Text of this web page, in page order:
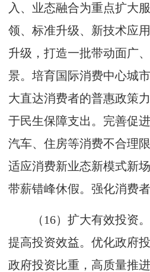
入、业态融合为重点扩大
领、标准升级、新技术应
升级，打造一批带动面广
景。培育国际消费中心城
大直达消费者的普惠政策
于民生保障支出。完善促
汽车、住房等消费不合理
适应消费新业态新模式新
带薪错峰休假。强化消费者
（16）扩大有效投资。
提高投资效益。优化政府
政府投资比重，高质量推